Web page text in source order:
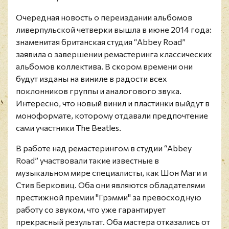
Очередная новость о переиздании альбомов
ливерпульской четверки вышла в июне 2014 года:
знаменитая британская студия “Abbey Road”
заявила о завершении ремастеринга классических
альбомов коллектива. В скором времени они
будут изданы на виниле в радости всех
поклонников группы и аналогового звука.
Интересно, что новый винил и пластинки выйдут в
моноформате, которому отдавали предпочтение
сами участники The Beatles.
В работе над ремастерингом в студии “Abbey
Road” участвовали такие известные в
музыкальном мире специалисты, как Шон Маги и
Стив Берковиц. Оба они являются обладателями
престижной премии "Грэмми" за превосходную
работу со звуком, что уже гарантирует
прекрасный результат. Оба мастера отказались от